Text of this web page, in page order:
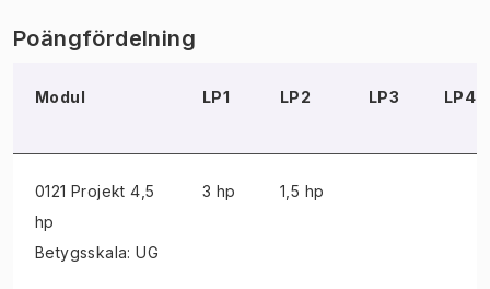
Poängfördelning
Modul LP1 LP2 LP3 LP4
0121 Projekt 4,5
hp
Betygsskala: UG
3 hp 1,5 hp